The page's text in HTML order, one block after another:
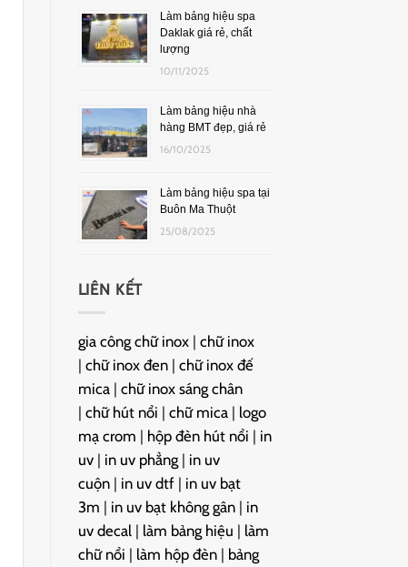
Làm bảng hiệu spa
Daklak giá rẻ, chất
lượng
10/11/2025
Làm bảng hiệu nhà
hàng BMT đẹp, giá rẻ
16/10/2025
Làm bảng hiệu spa tại
Buôn Ma Thuột
25/08/2025
LIÊN KẾT
gia công chữ inox| chữ inox
| chữ inox đen| chữ inox đế
mica| chữ inox sáng chân
| chữ hút nổi | chữ mica| logo
mạ crom | hộp đèn hút nổi | in
uv| in uv phẳng| in uv
cuộn| in uv dtf| in uv bạt
3m | in uv bạt không gân| in
uv decal | làm bảng hiệu | làm
chữ nổi | làm hộp đèn| bảng